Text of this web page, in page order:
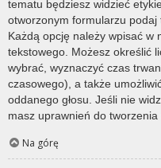
tematu będziesz widzieć
otworzonym formularzu podaj
Każdą opcję należy wpisać w
tekstowego. Możesz określić
wybrać, wyznaczyć czas
czasowego), a także
oddanego głosu. Jeśli nie
masz uprawnień do tworzenia
Na górę